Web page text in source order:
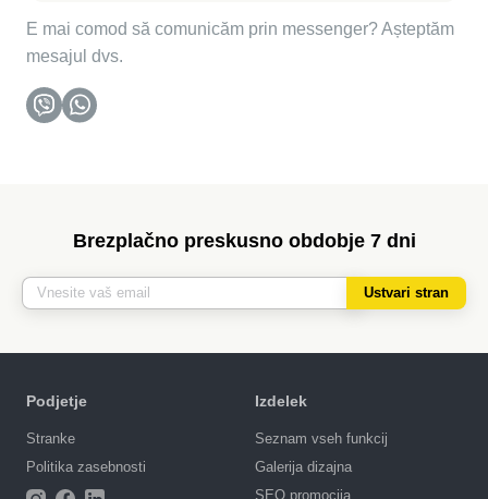
E mai comod să comunicăm prin messenger? Așteptăm
mesajul dvs.
Brezplačno preskusno obdobje 7 dni
Ustvari stran
Podjetje
Stranke
Politika zasebnosti
Izdelek
Seznam vseh funkcij
Galerija dizajna
SEO promocija